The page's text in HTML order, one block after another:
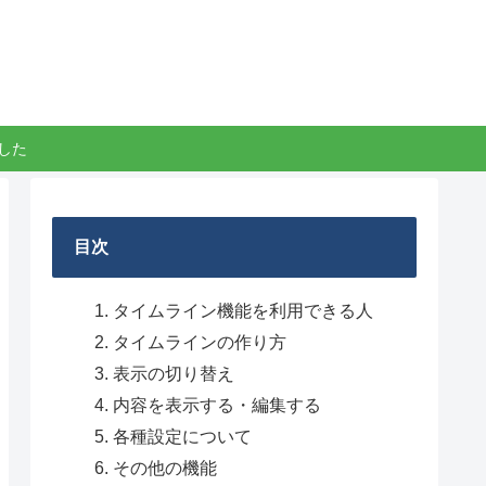
た
目次
タイムライン機能を利用できる人
タイムラインの作り方
表示の切り替え
内容を表示する・編集する
各種設定について
その他の機能